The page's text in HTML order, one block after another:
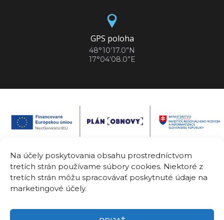
Na účely poskytovania obsahu prostredníctvom
tretích strán používame súbory cookies. Niektoré z
tretích strán môžu spracovávať poskytnuté údaje na
marketingové účely.
GPS poloha
48°10’17.0”N
17°04’08.0”E
Spolufinancované Európskou úniou. Vyjadrené názory a postoje sú
názormi a vyhláseniami autora(-ov) a nemusia nevyhnutne odrážať
názory a stanoviská Európskej únie alebo Európskej komisie.
Európska únia ani orgán poskytujúci pomoc za ne nepreberajú
Center for Innovative Healthcare